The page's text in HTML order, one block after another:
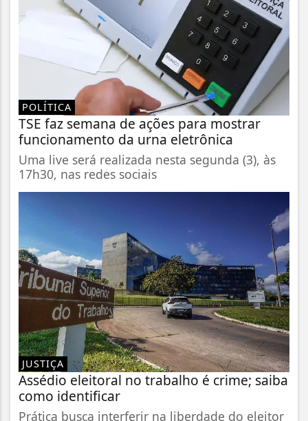
POLÍTICA
TSE faz semana de ações para mostrar
funcionamento da urna eletrônica
Uma live será realizada nesta segunda (3), às
17h30, nas redes sociais
JUSTIÇA
Assédio eleitoral no trabalho é crime; saiba
como identificar
Prática busca interferir na liberdade do eleitor